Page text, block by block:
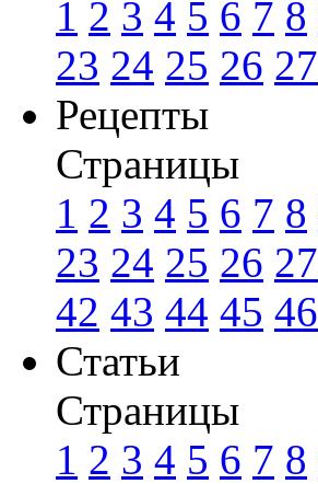
1 2 3 4 5 6 7 8
23 24 25 26 27
Рецепты
Страницы
1 2 3 4 5 6 7 8
23 24 25 26 27
42 43 44 45 46
Статьи
Страницы
1 2 3 4 5 6 7 8